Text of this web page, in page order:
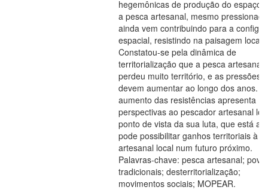
hegemônicas de produção do espaço,
a pesca artesanal, mesmo
ainda vem contribuindo para a
espacial, resistindo na paisagem local.
Constatou-se pela dinâmica de
territorialização que a pesca artesanal
perdeu muito território, e as pressões
devem aumentar ao longo dos anos.
aumento das resistências apresenta
perspectivas ao pescador artesanal
ponto de vista da sua luta, que está
pode possibilitar ganhos territoriais à
artesanal local num futuro próximo.
Palavras-chave: pesca artesanal;
tradicionais; desterritorialização;
movimentos sociais; MOPEAR.